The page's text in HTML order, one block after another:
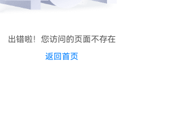
出错啦！您访问的页面不存在
返回首页